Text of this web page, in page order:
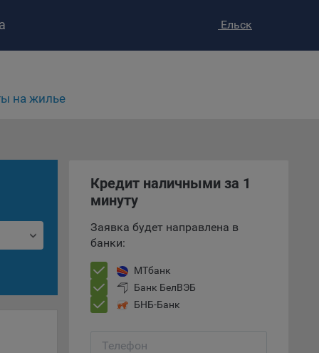
–
Ельск
на жилье
Кредит наличными за 1
минуту
Заявка будет направлена в
банки:
МТбанк
Банк БелВЭБ
БНБ-Банк
Телефон